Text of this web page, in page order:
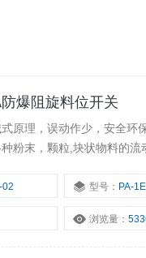
爆阻旋料位开关
原理，误动作少，安全环
粉末，颗粒,块状物料的流
02 型号： PA-
浏览量：